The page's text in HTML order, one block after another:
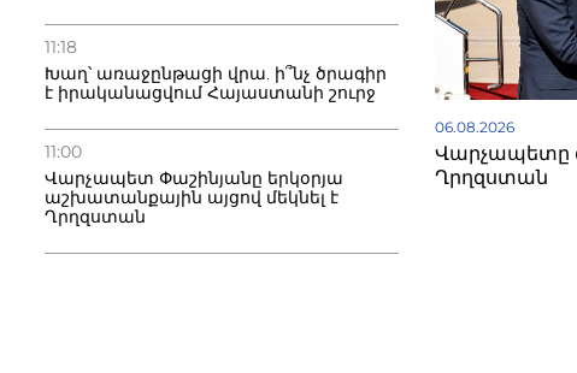
11:18
Խաղ՝ առաջընթացի վրա. ի՞նչ ծրագիր
է իրականացվում Հայաստանի շուրջ
11:00
Վարչապետ Փաշինյանը երկօրյա
աշխատանքային այցով մեկնել է
Ղրղզստան
06.08.2026
Վարչապետը
Ղրղզստան